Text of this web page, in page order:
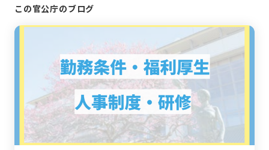
この官公庁のブログ